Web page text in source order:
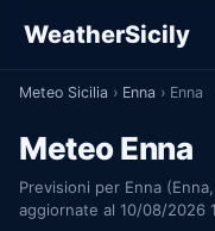
WeatherSicily
Meteo Sicilia › Enna › Enna
Meteo Enna
Previsioni per Enna
aggiornate al 10/08/2026